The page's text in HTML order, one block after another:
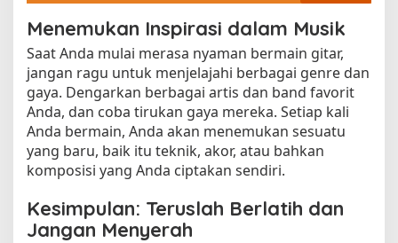
Menemukan Inspirasi dalam Musik
Saat Anda mulai merasa nyaman bermain gitar,
jangan ragu untuk menjelajahi berbagai genre dan
gaya. Dengarkan berbagai artis dan band favorit
Anda, dan coba tirukan gaya mereka. Setiap kali
Anda bermain, Anda akan menemukan sesuatu
yang baru, baik itu teknik, akor, atau bahkan
komposisi yang Anda ciptakan sendiri.
Kesimpulan: Teruslah Berlatih dan
Jangan Menyerah